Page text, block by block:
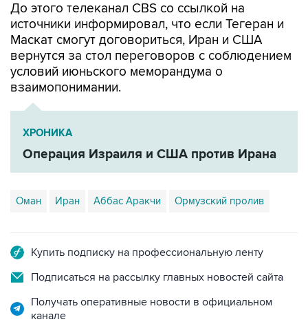
До этого телеканал CBS со ссылкой на
источники информировал, что если Тегеран и
Маскат смогут договориться, Иран и США
вернутся за стол переговоров с соблюдением
условий июньского меморандума о
взаимопонимании.
ХРОНИКА
Операция Израиля и США против Ирана
Оман Иран Аббас Аракчи Ормузский пролив
Купить подписку на профессиональную ленту
Подписаться на рассылку главных новостей сайта
Получать оперативные новости в официальном
канале